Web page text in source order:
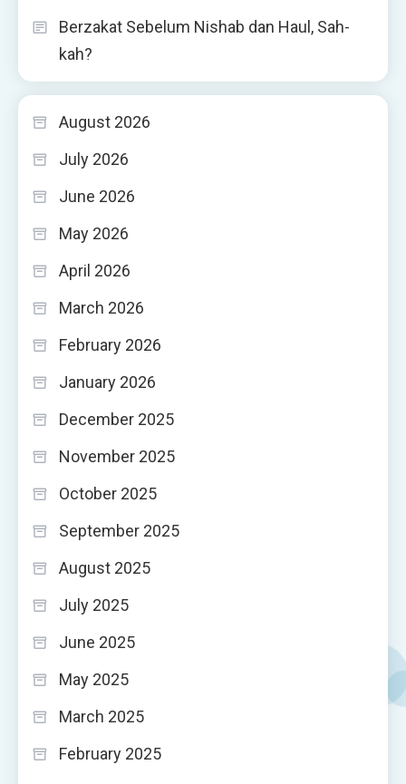
Berzakat Sebelum Nishab dan Haul, Sah-
kah?
August 2026
July 2026
June 2026
May 2026
April 2026
March 2026
February 2026
January 2026
December 2025
November 2025
October 2025
September 2025
August 2025
July 2025
June 2025
May 2025
March 2025
February 2025